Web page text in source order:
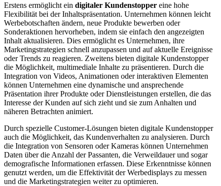
Erstens ermöglicht ein digitaler Kundenstopper eine hohe
Flexibilität bei der Inhaltspräsentation. Unternehmen können leicht
Werbebotschaften ändern, neue Produkte bewerben oder
Sonderaktionen hervorheben, indem sie einfach den angezeigten
Inhalt aktualisieren. Dies ermöglicht es Unternehmen, ihre
Marketingstrategien schnell anzupassen und auf aktuelle Ereignisse
oder Trends zu reagieren. Zweitens bieten digitale Kundenstopper
die Möglichkeit, multimediale Inhalte zu präsentieren. Durch die
Integration von Videos, Animationen oder interaktiven Elementen
können Unternehmen eine dynamische und ansprechende
Präsentation ihrer Produkte oder Dienstleistungen erstellen, die das
Interesse der Kunden auf sich zieht und sie zum Anhalten und
näheren Betrachten animiert.
Durch spezielle Customer-Lösungen bieten digitale Kundenstopper
auch die Möglichkeit, das Kundenverhalten zu analysieren. Durch
die Integration von Sensoren oder Kameras können Unternehmen
Daten über die Anzahl der Passanten, die Verweildauer und sogar
demografische Informationen erfassen. Diese Erkenntnisse können
genutzt werden, um die Effektivität der Werbedisplays zu messen
und die Marketingstrategien weiter zu optimieren.